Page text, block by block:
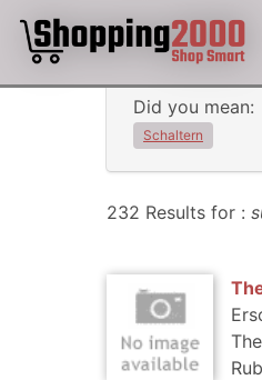
Did you mean:
Schaltern
232 Results for :